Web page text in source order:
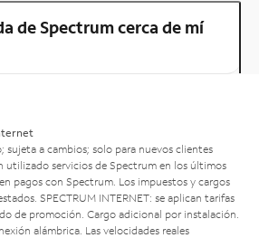
de Spectrum cerca de mí
a cambios; solo para nuevos clientes
utilizado servicios de Spectrum en los últimos
pagos con Spectrum. Los impuestos y cargos
SPECTRUM INTERNET: se aplican tarifas
de promoción. Cargo adicional por instalación.
alámbrica. Las velocidades reales